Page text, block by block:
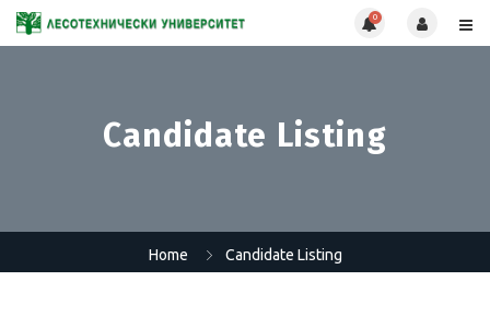
0
Candidate Listing
Home Candidate Listing